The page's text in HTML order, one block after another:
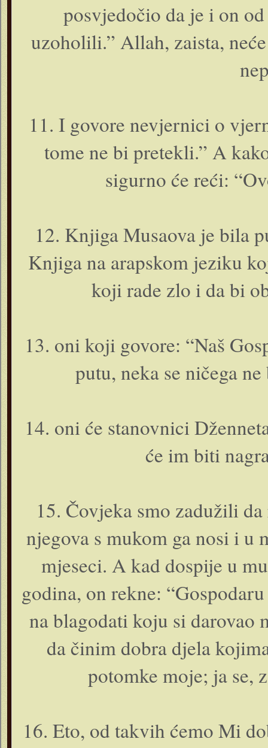
posvjedočio da je i o­n
uzoholili.” Allah, zaista,
11. I govore nevjernici o
tome ne bi pretekli.” A
sigurno će reći:
12. Knjiga Musaova je bila
Knjiga na arapskom jeziku
koji rade zlo i da bi
13. o­ni koji govore: “Naš
putu, neka se ničega
14. o­ni će stanovnici
će im biti
15. Čovjeka smo zadužili
njegova s mukom ga nosi i u
mjeseci. A kad dospije u
godina, o­n rekne:
na blagodati koju si
da činim dobra djela
potomke moje; ja se,
16. Eto, od takvih ćemo Mi